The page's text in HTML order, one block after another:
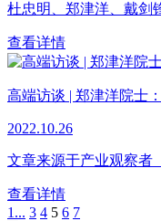
杜忠明、郑津洋、戴剑
查看详情
高端访谈 | 郑津洋院士
2022.10.26
文章来源于产业观察者
查看详情
1... 3 4 5 6 7